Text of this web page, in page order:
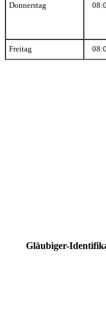
Donnerstag
Freitag
Gläubiger-